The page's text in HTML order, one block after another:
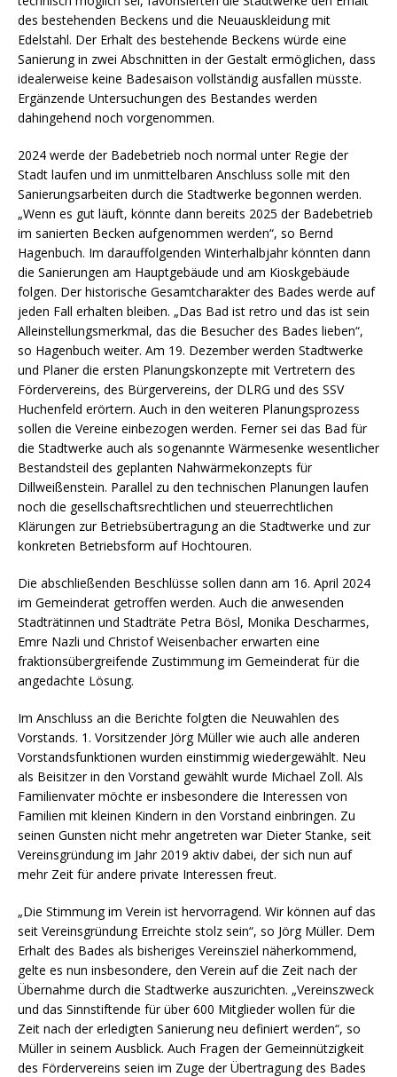
des bestehenden Beckens und die Neuauskleidung mit
Edelstahl. Der Erhalt des bestehende Beckens würde eine
Sanierung in zwei Abschnitten in der Gestalt ermöglichen, dass
idealerweise keine Badesaison vollständig ausfallen müsste.
Ergänzende Untersuchungen des Bestandes werden
dahingehend noch vorgenommen.
2024 werde der Badebetrieb noch normal unter Regie der
Stadt laufen und im unmittelbaren Anschluss solle mit den
Sanierungsarbeiten durch die Stadtwerke begonnen werden.
„Wenn es gut läuft, könnte dann bereits 2025 der Badebetrieb
im sanierten Becken aufgenommen werden“, so Bernd
Hagenbuch. Im darauffolgenden Winterhalbjahr könnten dann
die Sanierungen am Hauptgebäude und am Kioskgebäude
folgen. Der historische Gesamtcharakter des Bades werde auf
jeden Fall erhalten bleiben. „Das Bad ist retro und das ist sein
Alleinstellungsmerkmal, das die Besucher des Bades lieben“,
so Hagenbuch weiter. Am 19. Dezember werden Stadtwerke
und Planer die ersten Planungskonzepte mit Vertretern des
Fördervereins, des Bürgervereins, der DLRG und des SSV
Huchenfeld erörtern. Auch in den weiteren Planungsprozess
sollen die Vereine einbezogen werden. Ferner sei das Bad für
die Stadtwerke auch als sogenannte Wärmesenke wesentlicher
Bestandsteil des geplanten Nahwärmekonzepts für
Dillweißenstein. Parallel zu den technischen Planungen laufen
noch die gesellschaftsrechtlichen und steuerrechtlichen
Klärungen zur Betriebsübertragung an die Stadtwerke und zur
konkreten Betriebsform auf Hochtouren.
Die abschließenden Beschlüsse sollen dann am 16. April 2024
im Gemeinderat getroffen werden. Auch die anwesenden
Stadträtinnen und Stadträte Petra Bösl, Monika Descharmes,
Emre Nazli und Christof Weisenbacher erwarten eine
fraktionsübergreifende Zustimmung im Gemeinderat für die
angedachte Lösung.
Im Anschluss an die Berichte folgten die Neuwahlen des
Vorstands. 1. Vorsitzender Jörg Müller wie auch alle anderen
Vorstandsfunktionen wurden einstimmig wiedergewählt. Neu
als Beisitzer in den Vorstand gewählt wurde Michael Zoll. Als
Familienvater möchte er insbesondere die Interessen von
Familien mit kleinen Kindern in den Vorstand einbringen. Zu
seinen Gunsten nicht mehr angetreten war Dieter Stanke, seit
Vereinsgründung im Jahr 2019 aktiv dabei, der sich nun auf
mehr Zeit für andere private Interessen freut.
„Die Stimmung im Verein ist hervorragend. Wir können auf das
seit Vereinsgründung Erreichte stolz sein“, so Jörg Müller. Dem
Erhalt des Bades als bisheriges Vereinsziel näherkommend,
gelte es nun insbesondere, den Verein auf die Zeit nach der
Übernahme durch die Stadtwerke auszurichten. „Vereinszweck
und das Sinnstiftende für über 600 Mitglieder wollen für die
Zeit nach der erledigten Sanierung neu definiert werden“, so
Müller in seinem Ausblick. Auch Fragen der Gemeinnützigkeit
des Fördervereins seien im Zuge der Übertragung des Bades